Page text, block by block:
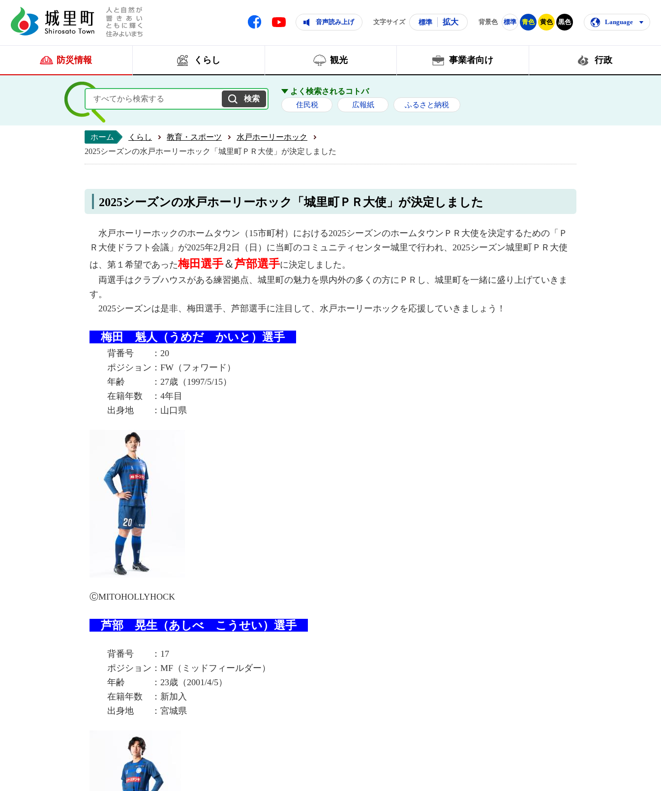
Facebook Youtube 音声読み上げ 文字サイズ 標準 拡大 背景色 標準 青色 黄色 黒色 Language
防災情報 くらし 観光 事業者向け 行政
よく検索されるコトバ
住民税 広報紙 ふるさと納税
ホーム くらし 教育・スポーツ
水戸ホーリーホック
2025シーズンの水戸ホーリーホック「城里町ＰＲ大使」が決定しました
2025シーズンの水戸ホーリーホック「城里町ＰＲ大使」が決定しました
水戸ホーリーホックのホームタウン（15市町村）における2025シーズンのホームタウンＰＲ大使を決定するための「Ｐ
Ｒ大使ドラフト会議」が2025年2月2日（日）に当町のコミュニティセンター城里で行われ、2025シーズン城里町ＰＲ大使
は、第１希望であった梅田選手＆芦部選手に決定しました。
両選手はクラブハウスがある練習拠点、城里町の魅力を県内外の多くの方にＰＲし、城里町を一緒に盛り上げていきま
す。
2025シーズンは是非、梅田選手、芦部選手に注目して、水戸ホーリーホックを応援していきましょう！
梅田 魁人（うめだ かいと）選手
背番号 ：20
ポジション：FW（フォワード）
年齢 ：27歳（1997/5/15）
在籍年数 ：4年目
出身地 ：山口県
ⒸMITOHOLLYHOCK
芦部 晃生（あしべ こうせい）選手
背番号 ：17
ポジション：MF（ミッドフィールダー）
年齢 ：23歳（2001/4/5）
在籍年数 ：新加入
出身地 ：宮城県